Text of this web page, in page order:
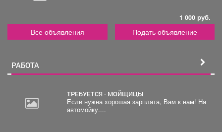
1 000 руб.
Все объявления Подать объявление
РАБОТА
ТРЕБУЕТСЯ - МОЙЩИЦЫ
Если нужна хорошая зарплата, Вам к нам! На
автомойку....